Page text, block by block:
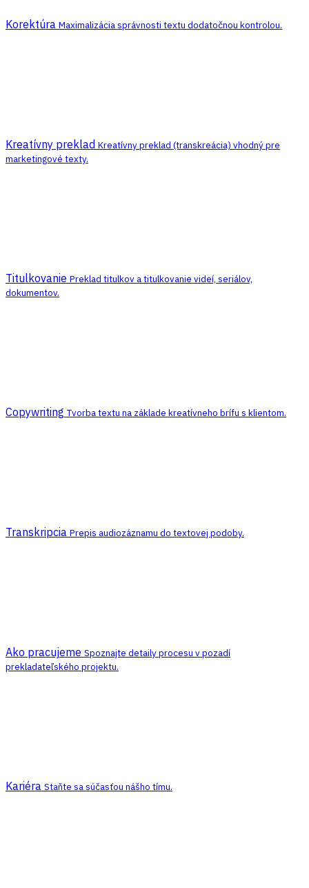
Korektúra Maximalizácia správnosti textu dodatočnou kontrolou.
Kreatívny preklad Kreatívny preklad (transkreácia) vhodný pre
marketingové texty.
Titulkovanie Preklad titulkov a titulkovanie videí, seriálov,
dokumentov.
Copywriting Tvorba textu na základe kreatívneho brífu s klientom.
Transkripcia Prepis audiozáznamu do textovej podoby.
Ako pracujeme Spoznajte detaily procesu v pozadí
prekladateľského projektu.
Kariéra Staňte sa súčasťou nášho tímu.